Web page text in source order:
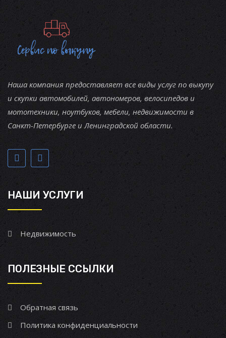
Наша компания предоставляет все виды услуг по выкупу
и скупки автомобилей, автономеров, велосипедов и
мототехники, ноутбуков, мебели, недвижимости в
Санкт-Петербурге и Ленинградской области.
НАШИ УСЛУГИ
Недвижимость
ПОЛЕЗНЫЕ ССЫЛКИ
Обратная связь
Политика конфиденциальности